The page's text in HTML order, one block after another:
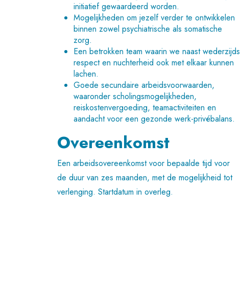
initiatief gewaardeerd worden.
Mogelijkheden om jezelf verder te ontwikkelen
binnen zowel psychiatrische als somatische
zorg.
Een betrokken team waarin we naast wederzijds
respect en nuchterheid ook met elkaar kunnen
lachen.
Goede secundaire arbeidsvoorwaarden,
waaronder scholingsmogelijkheden,
reiskostenvergoeding, teamactiviteiten en
aandacht voor een gezonde werk-privébalans.
Overeenkomst
Een arbeidsovereenkomst voor bepaalde tijd voor
de duur van zes maanden, met de mogelijkheid tot
verlenging. Startdatum in overleg.